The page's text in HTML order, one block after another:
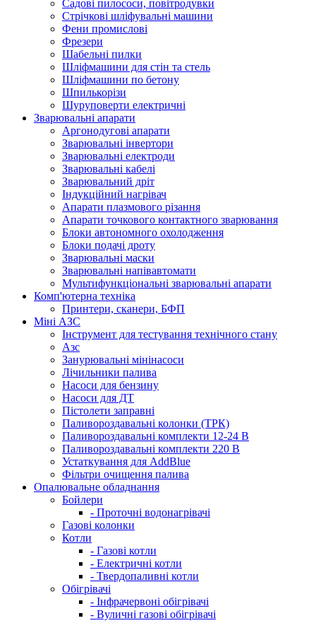
Садові пилососи, повітродувки
Стрічкові шліфувальні машини
Фени промислові
Фрезери
Шабельні пилки
Шліфмашини для стін та стель
Шліфмашини по бетону
Шпилькорізи
Шуруповерти електричні
Зварювальні апарати
Аргонодугові апарати
Зварювальні інвертори
Зварювальні електроди
Зварювальні кабелі
Зварювальний дріт
Індукційний нагрівач
Апарати плазмового різання
Апарати точкового контактного зварювання
Блоки автономного охолодження
Блоки подачі дроту
Зварювальні маски
Зварювальні напівавтомати
Мультифункціональні зварювальні апарати
Комп'ютерна техніка
Принтери, сканери, БФП
Міні АЗС
Інструмент для тестування технічного стану
Азс
Занурювальні мінінасоси
Лічильники палива
Насоси для бензину
Насоси для ДТ
Пістолети заправні
Паливороздавальні колонки (ТРК)
Паливороздавальні комплекти 12-24 В
Паливороздавальні комплекти 220 В
Устаткування для AddBlue
Фільтри очищення палива
Опалювальне обладнання
Бойлери
- Проточні водонагрівачі
Газові колонки
Котли
- Газові котли
- Електричні котли
- Твердопаливні котли
Обігрівачі
- Інфрачервоні обігрівачі
- Вуличні газові обігрівачі